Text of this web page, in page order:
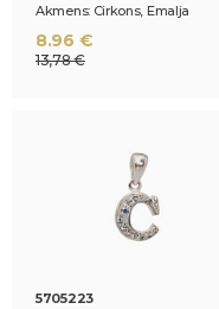
Akmens: Cirkons, Emalja
8.96 €
13,78 €
5705223